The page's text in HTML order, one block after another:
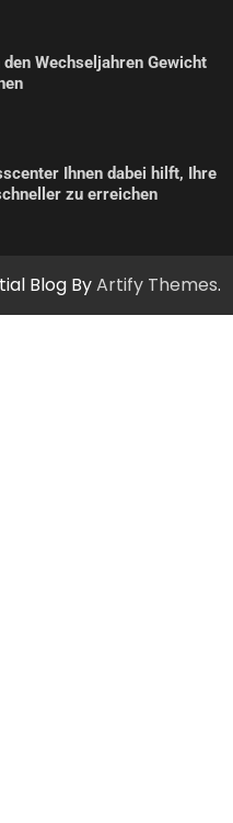
den Wechseljahren Gewicht
Ihnen dabei hilft, Ihre
zu erreichen
Blog ByArtify Themes.